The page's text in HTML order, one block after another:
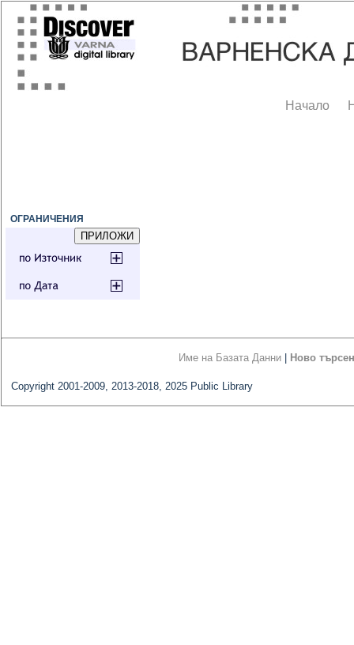
Начало
ОГРАНИЧЕНИЯ
Име на Базата Данни Ново
Copyright 2001-2009, 2013-2018, 2025 Public Library